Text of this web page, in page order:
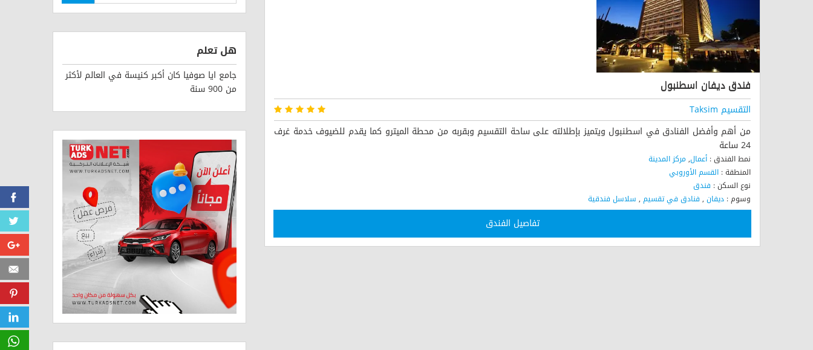
فندق ديفان اسطنبول
التقسيم Taksim
من أهم وأفضل الفنادق في اسطنبول ويتميز بإطلالته على ساحة التقسيم وبقربه من محطة الميترو كما يقدم للضيوف خدمة غرف
24 ساعة
نمط الفندق : أعمال, مركز المدينة
المنطقة : القسم الأوروبي
نوع السكن : فندق
وسوم : ديفان , فنادق في تقسيم , سلاسل فندقية
تفاصيل الفندق
هل تعلم
جامع ايا صوفيا كان أكبر كنيسة في العالم لأكثر
من 900 سنة
WhatsApp